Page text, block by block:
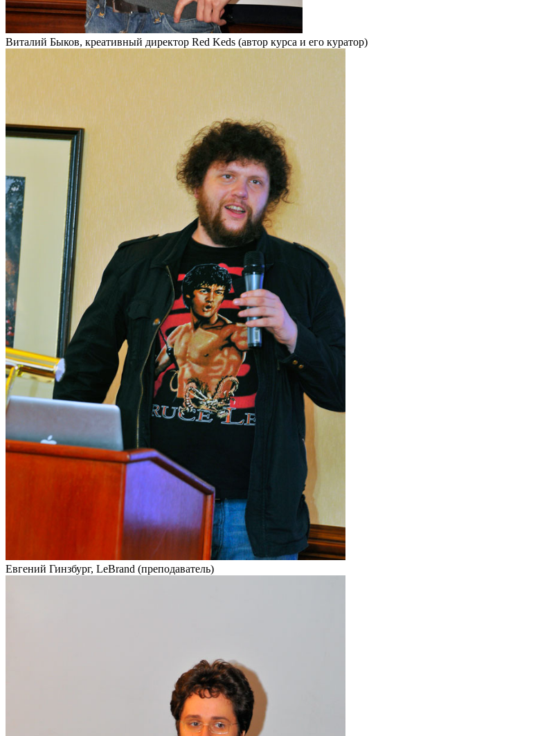
Виталий Быков, креативный директор Red Keds (автор курса и его куратор)
Евгений Гинзбург, LeBrand (преподаватель)